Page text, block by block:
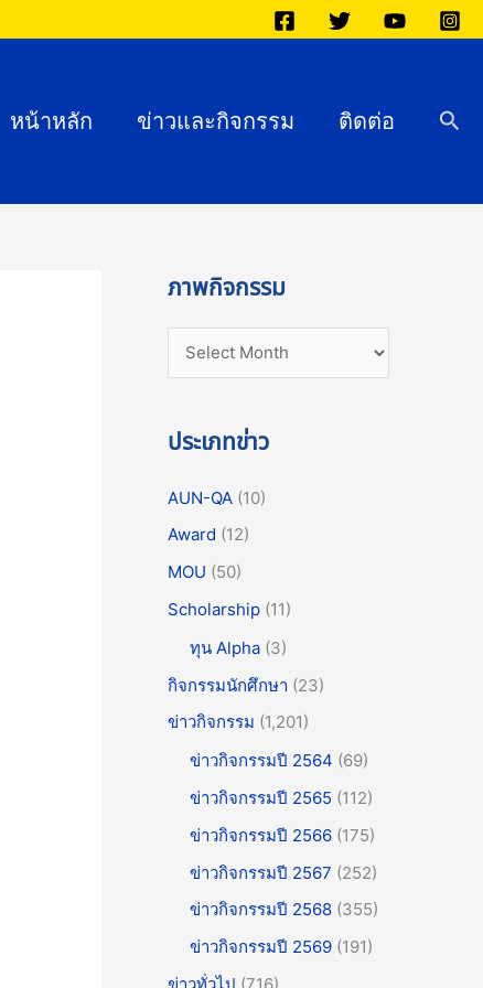
หน้าหลัก ข่าวและกิจกรรม ติดต่อ
ภาพกิจกรรม
กิ
ม
ประเภทข่าว
AUN-QA (10)
Award (12)
MOU (50)
Scholarship (11)
ทุน Alpha (3)
กิจกรรมนักศึกษา (23)
ข่าวกิจกรรม (1,201)
ข่าวกิจกรรมปี 2564 (69)
ข่าวกิจกรรมปี 2565 (112)
ข่าวกิจกรรมปี 2566 (175)
ข่าวกิจกรรมปี 2567 (252)
ข่าวกิจกรรมปี 2568 (355)
ข่าวกิจกรรมปี 2569 (191)